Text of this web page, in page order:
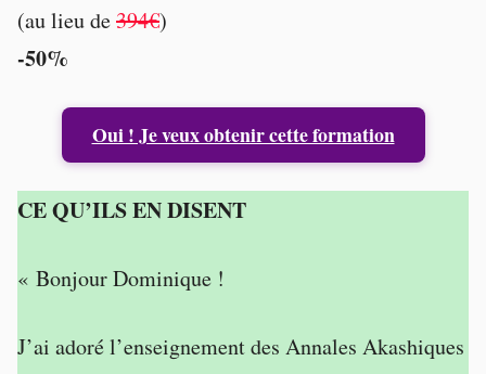
(au lieu de394€)
-50%
Oui ! Je veux obtenir cette formation
CE QU’ILS EN DISENT
« Bonjour Dominique !
J’ai adoré l’enseignement des Annales Akashiques